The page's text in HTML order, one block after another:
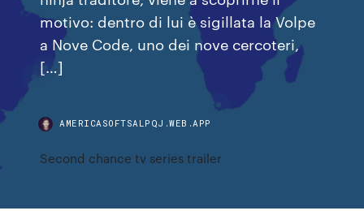
motivo: dentro di lui è sigillata la Volpe
a Nove Code, uno dei nove cercoteri,
[…]
AMERICASOFTSALPQJ.WEB.APP
Second chance tv series trailer